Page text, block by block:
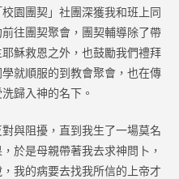
園團契」社團深獲我和班上同
往團契聚會，團契輔導除了帶
穌救恩之外，也鼓勵我們禮拜
就順服的到教會聚會，也在傳
歸入神的名下。
與阻擾，直到我生了一場莫名
於是母親帶著我去求神問卜，
我的病要去找我所信的上帝才